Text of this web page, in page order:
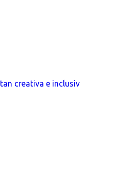
creativa e inclusiv